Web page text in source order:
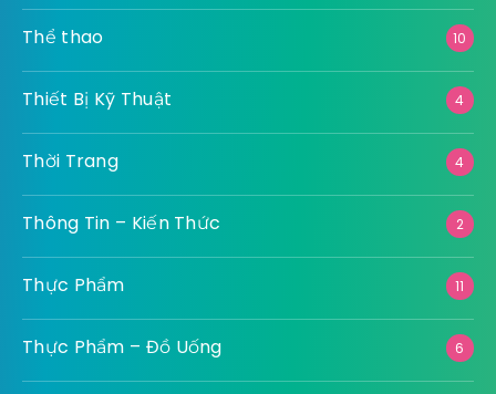
Thể thao 10
Thiết Bị Kỹ Thuật 4
Thời Trang 4
Thông Tin – Kiến Thức 2
Thực Phẩm 11
Thực Phẩm – Đồ Uống 6